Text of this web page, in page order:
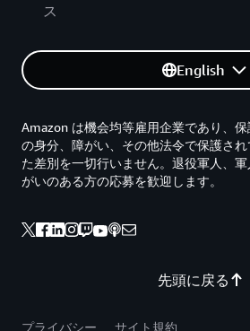
ス
English
先頭に戻る
Amazon は機会均等雇用企業であり、
の身分、障がい、その他法令で保護さ
た差別を一切行いません。退役軍人、
がいのある方の応募を歓迎します。
プライバシー サイト規約